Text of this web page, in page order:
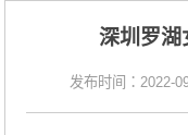
深圳罗湖
发布时间：2022-